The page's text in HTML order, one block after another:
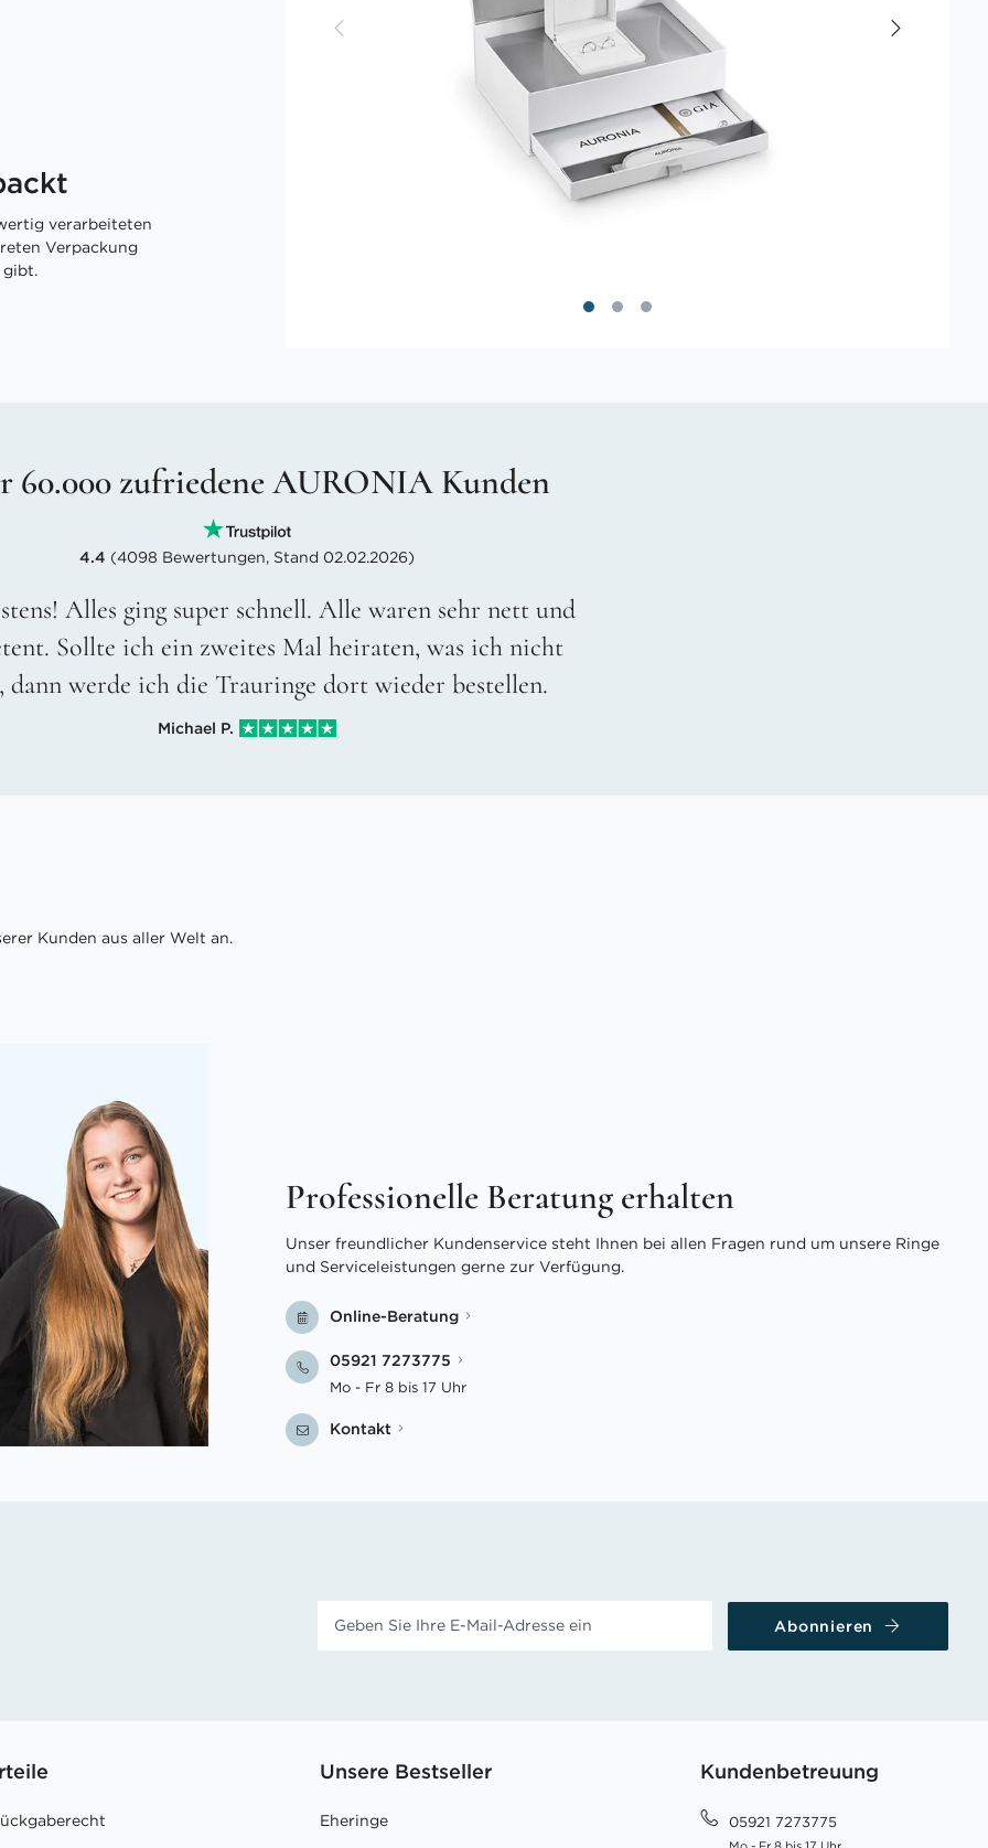
verarbeiteten
Verpackung
gibt.
60.000 zufriedene AURONIA Kunden
4.4 (4098 Bewertungen, Stand 02.02.2026)
Alles ging super schnell. Alle waren sehr nett und
Sollte ich ein zweites Mal heiraten, was ich nicht
dann werde ich die Trauringe dort wieder bestellen.
Michael P.
Kunden aus aller Welt an.
Professionelle Beratung erhalten
Unser freundlicher Kundenservice steht Ihnen bei allen Fragen rund um unsere Ringe
und Serviceleistungen gerne zur Verfügung.
Online-Beratung
05921 7273775
Mo - Fr 8 bis 17 Uhr
Kontakt
Abonnieren
Unsere Bestseller
Eheringe
Kundenbetreuung
05921 7273775